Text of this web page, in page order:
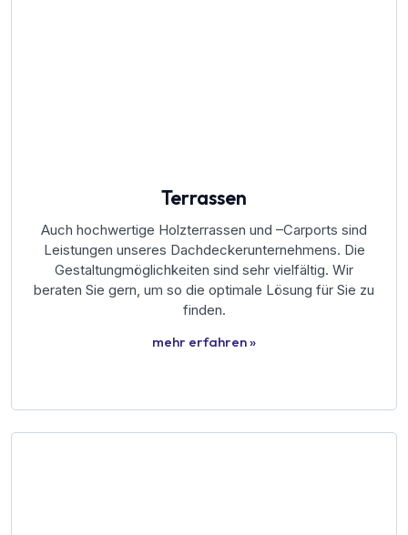
Terrassen
Auch hochwertige Holzterrassen und –Carports sind
Leistungen unseres Dachdeckerunternehmens. Die
Gestaltungmöglichkeiten sind sehr vielfältig. Wir
beraten Sie gern, um so die optimale Lösung für Sie zu
finden.
mehr erfahren »